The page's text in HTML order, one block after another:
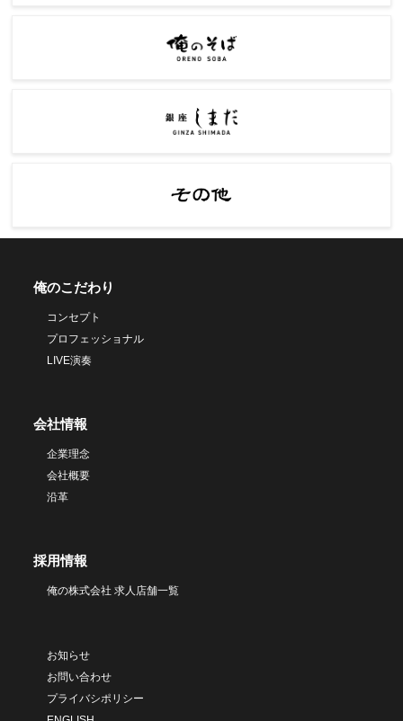
俺のこだわり
コンセプト
プロフェッショナル
LIVE演奏
会社情報
企業理念
会社概要
沿革
採用情報
俺の株式会社 求人店舗一覧
お知らせ
お問い合わせ
プライバシポリシー